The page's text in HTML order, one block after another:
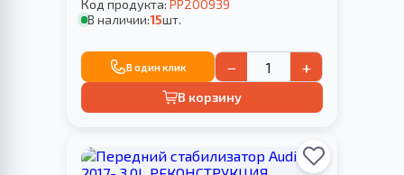
Код продукта: PP200939
В наличии:15шт.
В один клик − +
В корзину